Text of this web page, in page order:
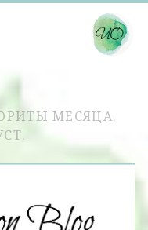
МЕСЯЦА.